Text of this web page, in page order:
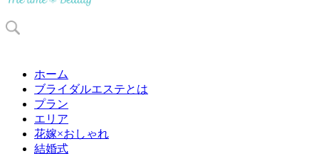
ホーム
ブライダルエステとは
プラン
エリア
花嫁×おしゃれ
結婚式